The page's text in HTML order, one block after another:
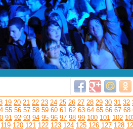
19 20 21 22 23 24 25 26 27 28 29 30 31 32
55 56 57 58 59 60 61 62 63 64 65 66 67 68
91 92 93 94 95 96 97 98 99 100 101 102
119 120 121 122 123 124 125 126 127 128